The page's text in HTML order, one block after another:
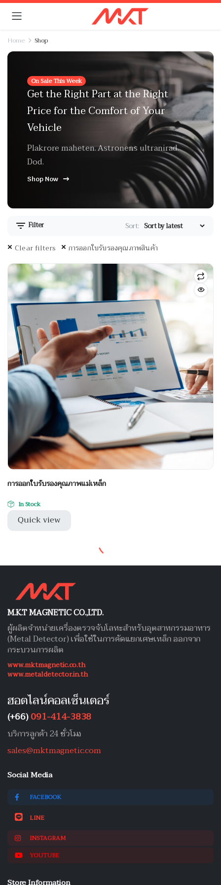
Home Shop
On Sale This Week
Get the Right Part at the Right
Price for the Comfort of Your
Vehicle
Plakrore maheten. Astronens ultranirad.
Dod.
Shop Now
Filter Sort:
Clear filters การออกใบรับรองคุณภาพสินค้า
การออกใบรับรองคุณภาพแม่เหล็ก
In Stock
Quick view
M.K.T MAGNETIC CO.,LTD.
ผู้ผลิตจำหน่ายเครื่องตรวจจับโลหะสำหรับอุตสาหกรรมอาหาร
(Metal Detector) เพื่อใช้ในการคัดแยกเศษเหล็ก ออกจาก
กระบวนการผลิต
www.mktmagnetic.co.th
www.metaldetector.in.th
ฮอตไลน์คอลเซ็นเตอร์
(+66)091-414-3838
บริการลูกค้า 24 ชั่วโมง
sales@mktmagnetic.com
Social Media
FACEBOOK
LINE
INSTAGRAM
YOUTUBE